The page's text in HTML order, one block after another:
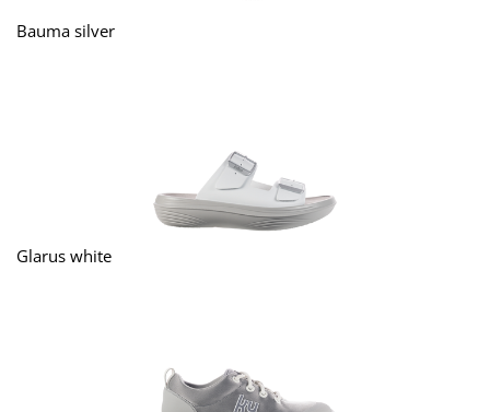
Bauma silver
Glarus white